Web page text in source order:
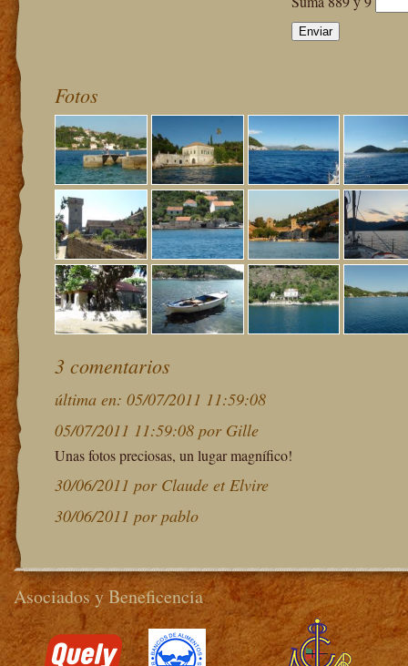
Fotos
3 comentarios
última en: 05/07/2011 11:59:08
05/07/2011 11:59:08 por Gille
Unasfotospreciosas, un lugarmagnífico!
30/06/2011 por Claude et Elvire
30/06/2011 por pablo
Asociados y Beneficencia